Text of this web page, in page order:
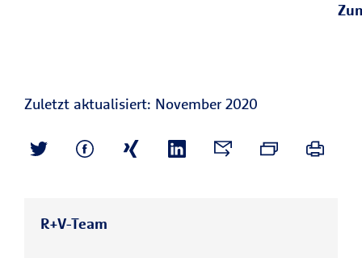
Zuletzt aktualisiert: November 2020
R+V-Team